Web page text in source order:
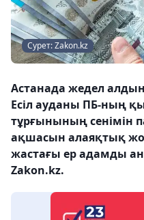
Сурет: Zakon.kz
Астанада жедел
Есіл ауданы ПБ-ның
тұрғынының сенімін
ақшасын алаяқтық
жастағы ер адамды
Zakon.kz.